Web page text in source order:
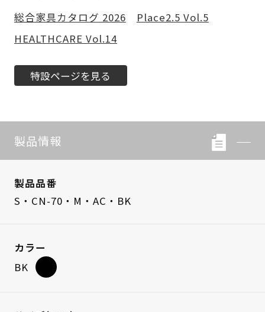
総合家具カタログ 2026
Place2.5 Vol.5
HEALTHCARE Vol.14
特設ページを見る
製品情報
製品品番
S・CN-70・M・AC・BK
カラー
BK